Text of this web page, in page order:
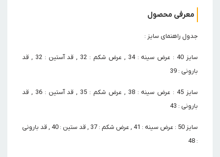
معرفی محصول
جدول راهنمای سایز :
سایز 40 : عرض سینه : 34 , عرض شکم : 32 , قد آستین : 32 , قد
بارونی : 39
سایز 45 : عرض سینه : 38 , عرض شکم : 35 , قد آستین : 36 , قد
بارونی : 43
سایز 50 : عرض سینه : 41 , عرض شکم : 37 , قد ستین : 40 , قد بارونی
: 48